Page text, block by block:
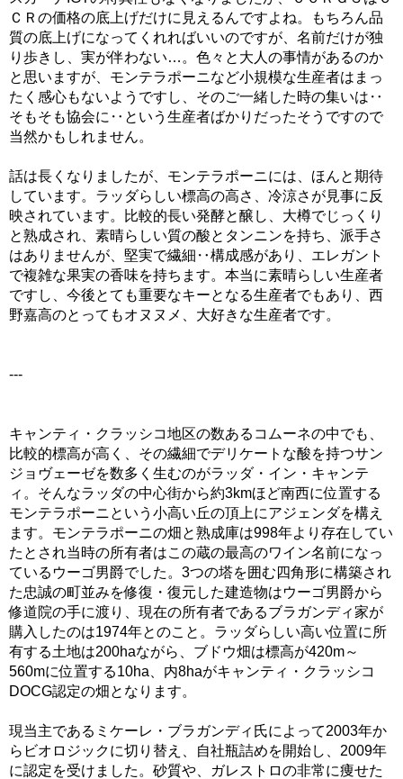
ＣＲの価格の底上げだけに見えるんですよね。もちろん品
質の底上げになってくれればいいのですが、名前だけが独
り歩きし、実が伴わない…。色々と大人の事情があるのか
と思いますが、モンテラポーニなど小規模な生産者はまっ
たく感心もないようですし、そのご一緒した時の集いは‥
そもそも協会に‥という生産者ばかりだったそうですので
当然かもしれません。
話は長くなりましたが、モンテラポーニには、ほんと期待
しています。ラッダらしい標高の高さ、冷涼さが見事に反
映されています。比較的長い発酵と醸し、大樽でじっくり
と熟成され、素晴らしい質の酸とタンニンを持ち、派手さ
はありませんが、堅実で繊細‥構成感があり、エレガント
で複雑な果実の香味を持ちます。本当に素晴らしい生産者
ですし、今後とても重要なキーとなる生産者でもあり、西
野嘉高のとってもオヌヌメ、大好きな生産者です。
---
キャンティ・クラッシコ地区の数あるコムーネの中でも、
比較的標高が高く、その繊細でデリケートな酸を持つサン
ジョヴェーゼを数多く生むのがラッダ・イン・キャンテ
ィ。そんなラッダの中心街から約3kmほど南西に位置する
モンテラポーニという小高い丘の頂上にアジェンダを構え
ます。モンテラポーニの畑と熟成庫は998年より存在してい
たとされ当時の所有者はこの蔵の最高のワイン名前になっ
ているウーゴ男爵でした。3つの塔を囲む四角形に構築され
た忠誠の町並みを修復・復元した建造物はウーゴ男爵から
修道院の手に渡り、現在の所有者であるブラガンディ家が
購入したのは1974年とのこと。ラッダらしい高い位置に所
有する土地は200haながら、ブドウ畑は標高が420m～
560mに位置する10ha、内8haがキャンティ・クラッシコ
DOCG認定の畑となります。
現当主であるミケーレ・ブラガンディ氏によって2003年か
らビオロジックに切り替え、自社瓶詰めを開始し、2009年
に認定を受けました。砂質や、ガレストロの非常に痩せた